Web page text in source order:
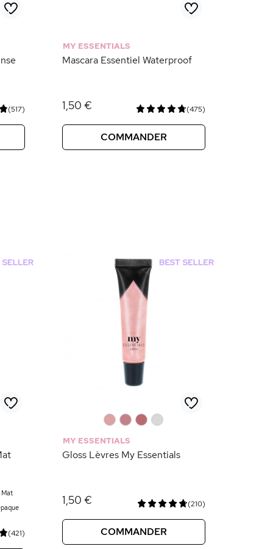
(517)
MY ESSENTIALS
Mascara Essentiel Waterproof
1,50 € (475)
COMMANDER
Mat
(421)
MY ESSENTIALS
Gloss Lèvres My Essentials
1,50 € (210)
COMMANDER